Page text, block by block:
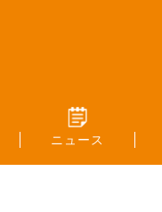
ニュース